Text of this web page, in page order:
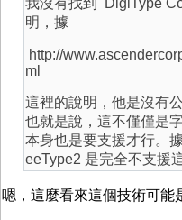
我沒有找到 DigiType
明，據
http://
ml
這裡的說明，他是沒有
也就是說，這不僅僅是
本身也是要支援才行。
eeType2 是完全不支援
嗯，這麼看來這個技術可能